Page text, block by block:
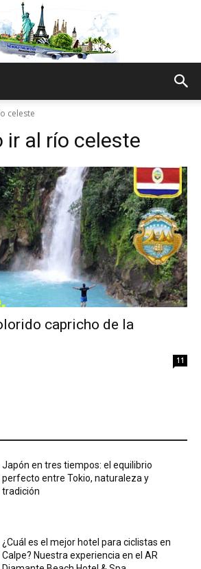
Thru
My
celeste
ir al río celeste
capricho de la
11
Japón en tres tiempos: el equilibrio
perfecto entre Tokio, naturaleza y
tradición
¿Cuál es el mejor hotel para ciclistas en
Calpe? Nuestra experiencia en el AR